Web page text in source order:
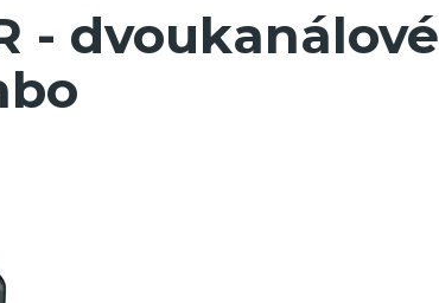
- dvoukanálové